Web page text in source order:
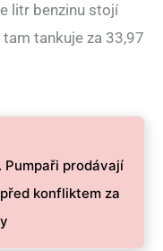
litr benzinu stojí
tankuje za 33,97
prodávají
konfliktem za